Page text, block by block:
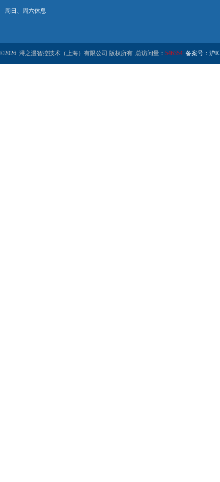
周日、周六休息
©2026 浔之漫智控技术（上海）有限公司 版权所有 总访问量： 546354 备案号：沪